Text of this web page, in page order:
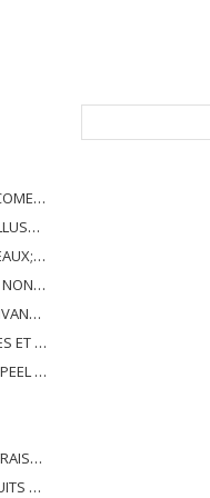
OU INCLUS
INCLUS
DE BLÉ
FOURRAGE